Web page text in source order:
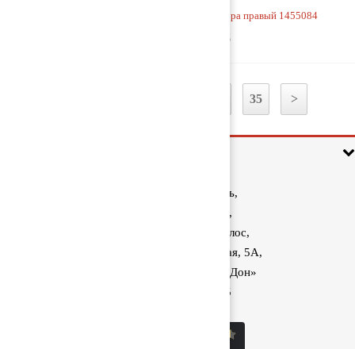
Кронштейн заднего стабилизатора правый 1455084
1 000 руб
35 >
Ростовская область,
Аксайский район,
поселок Красный Колос,
улица Производственная, 5А,
1040 км трассы М-4 «Дон»
8 (800) 222-60-05